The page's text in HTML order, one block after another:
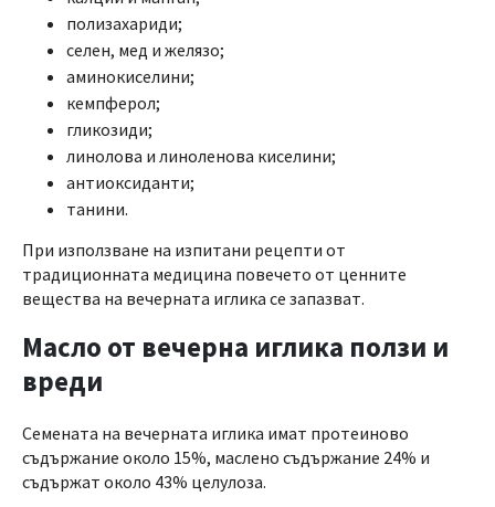
полизахариди;
селен, мед и желязо;
аминокиселини;
кемпферол;
гликозиди;
линолова и линоленова киселини;
антиоксиданти;
танини.
При използване на изпитани рецепти от
традиционната медицина повечето от ценните
вещества на вечерната иглика се запазват.
Масло от вечерна иглика ползи и
вреди
Семената на вечерната иглика имат протеиново
съдържание около 15%, маслено съдържание 24% и
съдържат около 43% целулоза.